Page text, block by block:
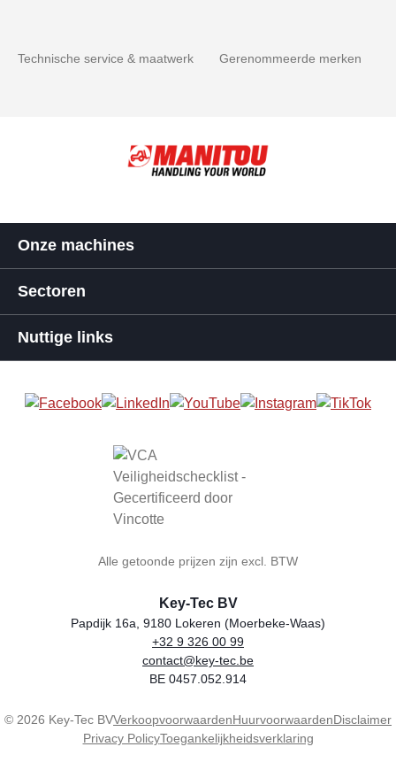
Technische service & maatwerk Gerenommeerde merken
Onze machines
Sectoren
Nuttige links
Alle getoonde prijzen zijn excl. BTW
Winkelnaam
Key-Tec BV
Adres
Papdijk 16a, 9180 Lokeren (Moerbeke-Waas)
Telefoon
+32 9 326 00 99
E-mail
contact@key-tec.be
BTW-nummer
BE 0457.052.914
© 2026 Key-Tec BVVerkoopvoorwaardenHuurvoorwaardenDisclaimer
Privacy PolicyToegankelijkheidsverklaring